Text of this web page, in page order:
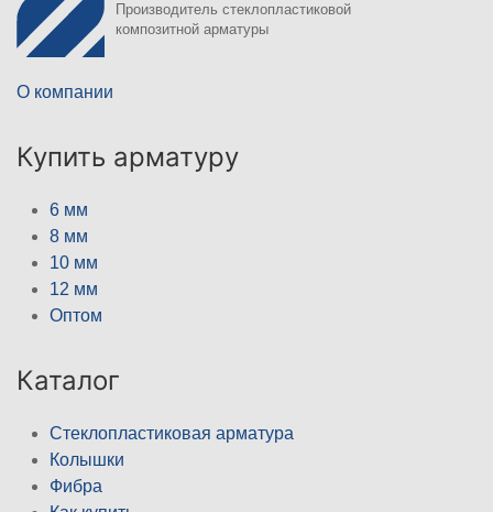
Производитель стеклопластиковой
композитной арматуры
О компании
Купить арматуру
6 мм
8 мм
10 мм
12 мм
Оптом
Каталог
Стеклопластиковая арматура
Колышки
Фибра